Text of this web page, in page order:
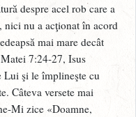
despre acel rob care a
nici nu a acţionat în acord
mai mare decât
7:24-27, Isus
Lui şi le împlineşte cu
Câteva versete mai
Mi zice «Doamne,